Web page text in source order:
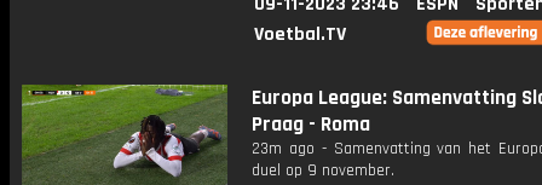
Voetbal.TV
Europa League: Samenvatting
Praag - Roma
23m ago - Samenvatting van het
duel op 9 november.